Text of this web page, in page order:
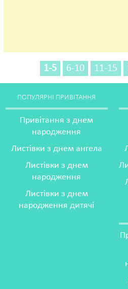
1-5 6-10 11-15
ПОПУЛЯРНІ ПРИВІТАННЯ
Привітання з днем
народження
Листівки з днем ангела
Листівки з днем
народження
Листівки з днем
народження дитячі